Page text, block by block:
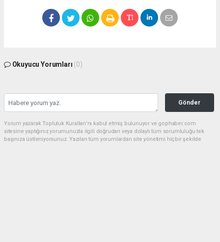
Okuyucu Yorumları (0)
Gönder
Yorum yazarak Topluluk Kuralları’nı kabul etmiş bulunuyor ve gophaber.com
sitesine yaptığınız yorumunuzla ilgili doğrudan veya dolaylı tüm sorumluluğu tek
başınıza üstleniyorsunuz. Yazılan tüm yorumlardan site yönetimi hiçbir şekilde